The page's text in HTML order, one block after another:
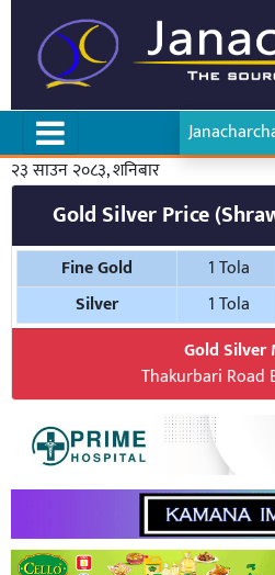
२३ साउन २०८३, शनिबार
Gold Silver Price
Fine Gold 1 Tola
Silver
1 Tola
Gold Silver
Thakurbari Road